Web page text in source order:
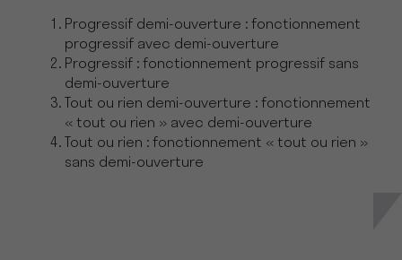
Progressif demi-ouverture : fonctionnement
progressif avec demi-ouverture
Progressif : fonctionnement progressif sans
demi-ouverture
Tout ou rien demi-ouverture : fonctionnement
« tout ou rien » avec demi-ouverture
Tout ou rien : fonctionnement « tout ou rien »
sans demi-ouverture